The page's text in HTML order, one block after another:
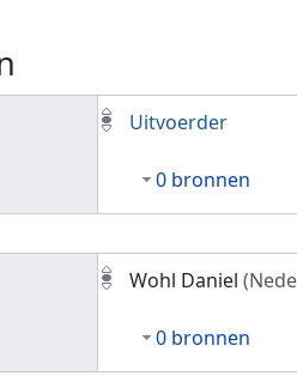
Uitvoerder
0 bronnen
Wohl Daniel
0 bronnen